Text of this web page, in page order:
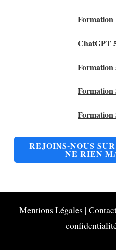
ChatGPT
Formation
Formation
Formation
REJOINS-NOUS
NE RIEN
Mentions Légales | Contact